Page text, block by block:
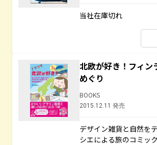
当社在庫切れ
北欧が好き！フィン
めぐり
BOOKS
2015.12.11 発売
デザイン雑貨と自然を
シエによる旅のコミッ